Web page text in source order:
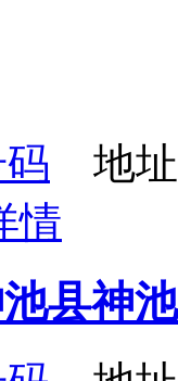
地址
情
县神